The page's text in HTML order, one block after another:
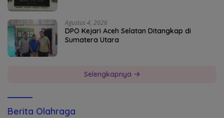
Agustus 4, 2026
DPO Kejari Aceh Selatan Ditangkap di
Sumatera Utara
Selengkapnya
Berita Olahraga